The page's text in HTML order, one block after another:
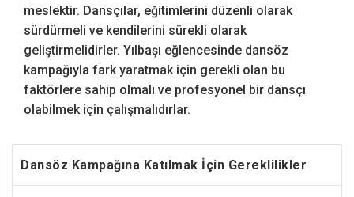
meslektir. Dansçılar, eğitimlerini düzenli olarak
sürdürmeli ve kendilerini sürekli olarak
geliştirmelidirler. Yılbaşı eğlencesinde dansöz
kampağıyla fark yaratmak için gerekli olan bu
faktörlere sahip olmalı ve profesyonel bir dansçı
olabilmek için çalışmalıdırlar.
Dansöz Kampağına Katılmak İçin Gereklilikler